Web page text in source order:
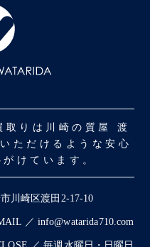
りは川崎の質屋 渡
ただけるような安心
けています。
川崎区渡田2-17-10
／ info@watarida710.com